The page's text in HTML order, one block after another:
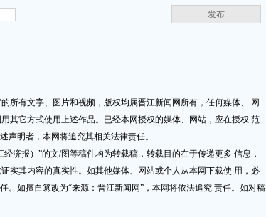
发布
所有文字、图片和视频，版权均属晋江新闻网所有，任何媒体、 网
其它方式使用上述作品。已经本网授权的媒体、网站，应在授权 范
声明者，本网将追究其相关法律责任。
济报）”的文/图等稿件均为转载稿，转载目的在于传递更多 信息，
实其内容的真实性。如其他媒体、网站或个人从本网下载使 用，必
。如擅自篡改为“来源：晋江新闻网”，本网将依法追究 责任。如对稿